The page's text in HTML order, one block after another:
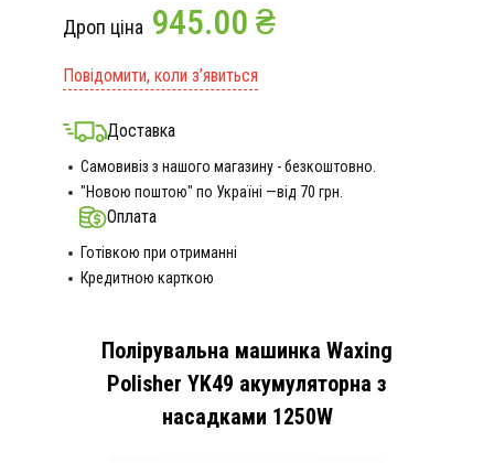
Дроп ціна 945.00 ₴
Повідомити, коли з’явиться
Доставка
Самовивіз з нашого магазину - безкоштовно.
"Новою поштою" по Україні —від 70 грн.
Оплата
Готівкою при отриманні
Кредитною карткою
Полірувальна машинка Waxing
Polisher YK49 акумуляторна з
насадками 1250W